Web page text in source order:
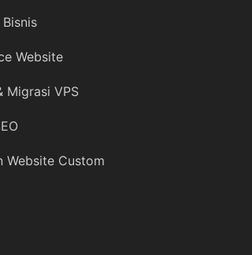
Website
Migrasi VPS
Website Custom